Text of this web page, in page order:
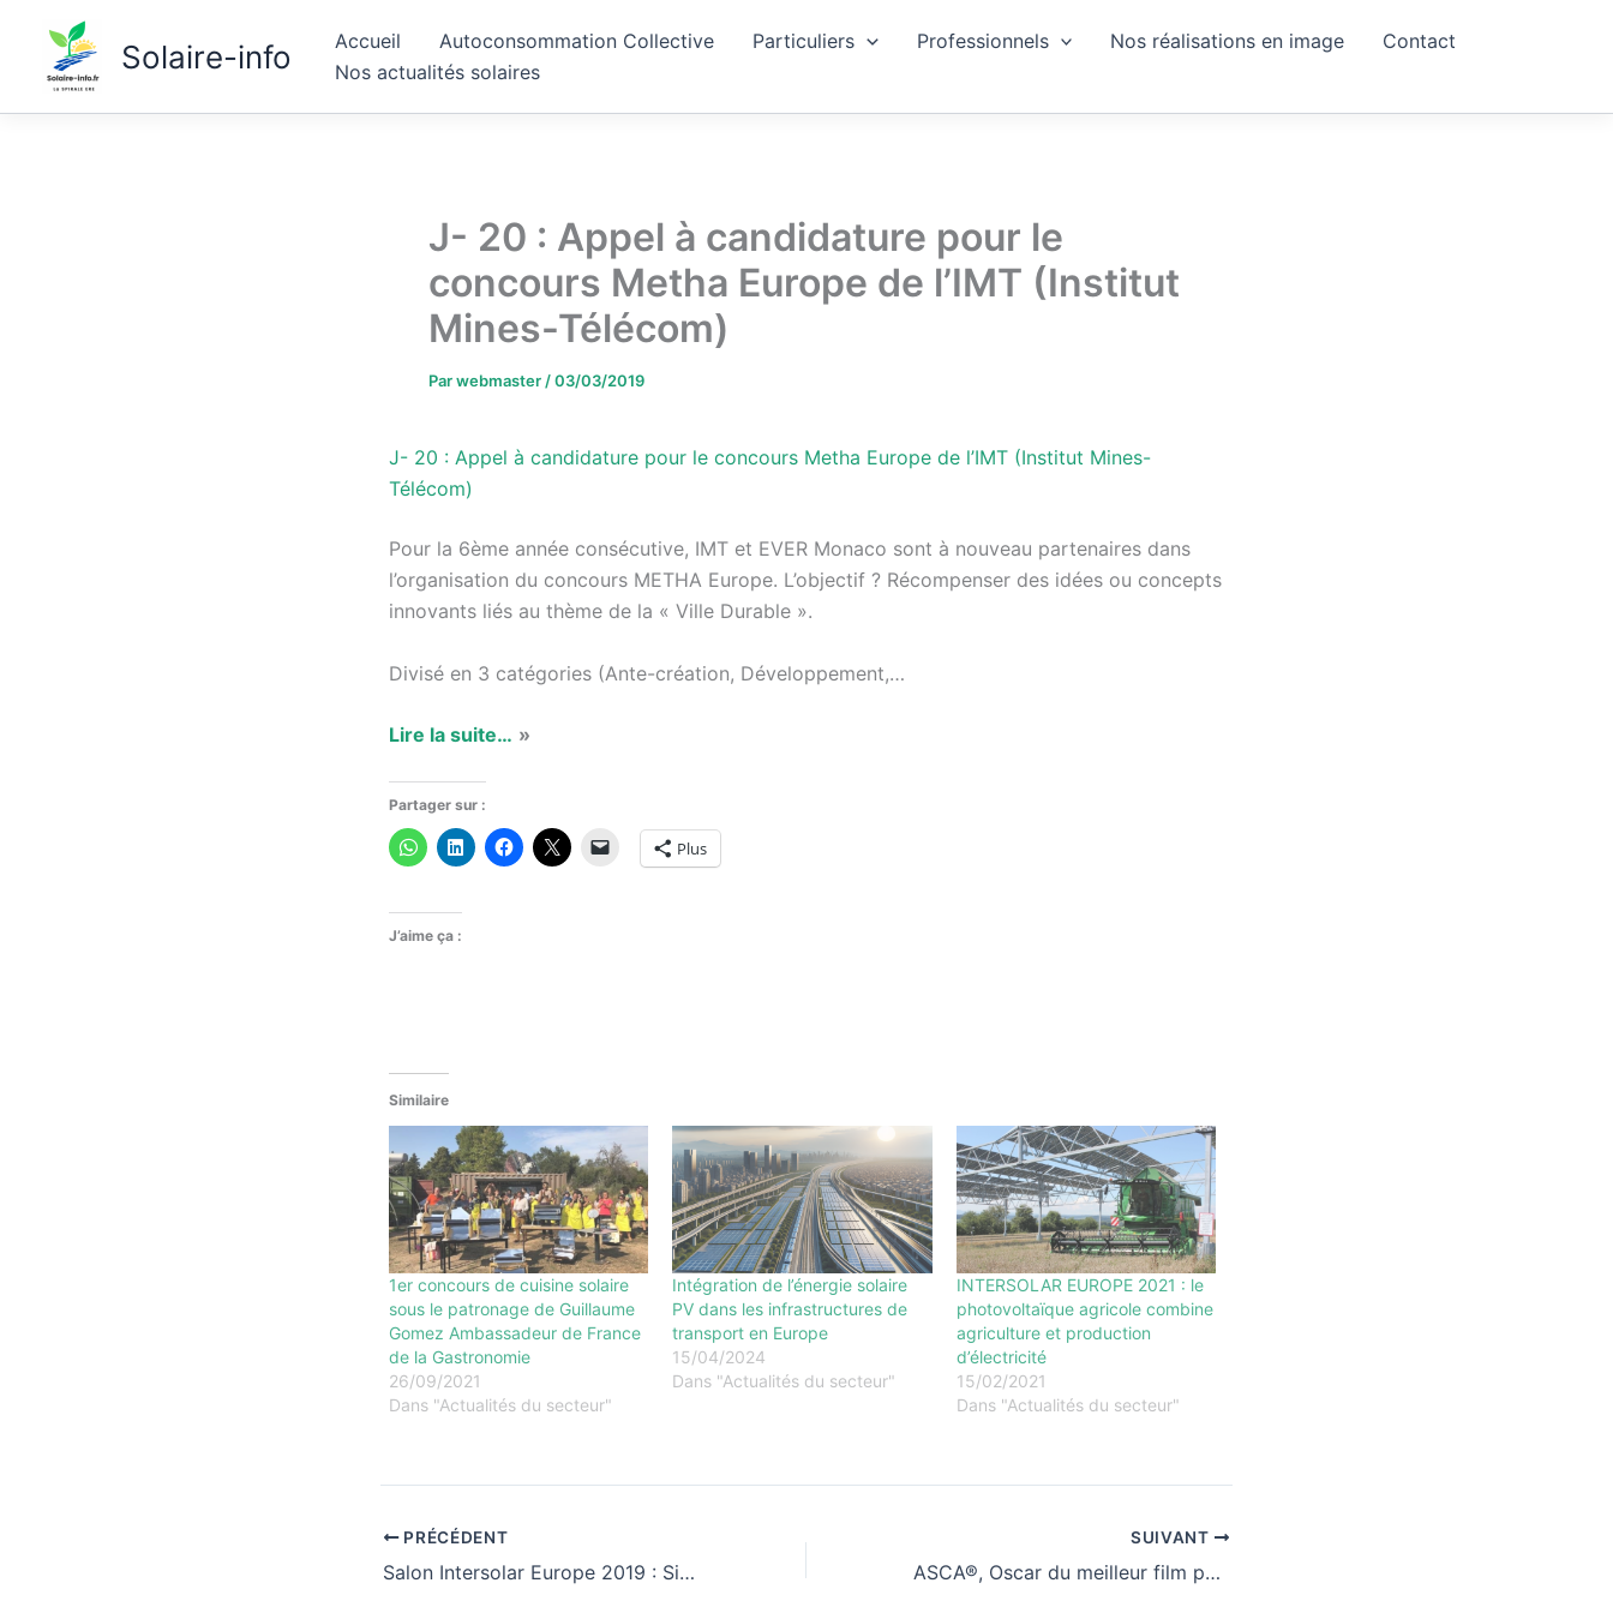
contenu
Solaire-info Accueil Autoconsommation Collective Particuliers Professionnels Nos réalisations en image
Contact
Nos actualités solaires
J- 20 : Appel à candidature pour le
concours Metha Europe de l’IMT (Institut
Mines-Télécom)
Parwebmaster /03/03/2019
J- 20 : Appel à candidature pour le concours Metha Europe de l’IMT (Institut Mines-
Télécom)
Pour la 6ème année consécutive, IMT et EVER Monaco sont à nouveau partenaires dans
l’organisation du concours METHA Europe. L’objectif ? Récompenser des idées ou concepts
innovants liés au thème de la « Ville Durable ».
Divisé en 3 catégories (Ante-création, Développement,…
Lire la suite… »
Partager sur :
Plus
J’aime ça :
Similaire
1er concours de cuisine solaire
sous le patronage de Guillaume
Gomez Ambassadeur de France
de la Gastronomie
26/09/2021
Dans "Actualités du secteur"
Intégration de l’énergie solaire
PV dans les infrastructures de
transport en Europe
15/04/2024
Dans "Actualités du secteur"
INTERSOLAR EUROPE 2021 : le
photovoltaïque agricole combine
agriculture et production
d’électricité
15/02/2021
Dans "Actualités du secteur"
PRÉCÉDENT
Salon Intersolar Europe 2019 : Side event de l’OFATE sur les centrales PV au sol en France et en Allemagne
SUIVANT
ASCA®, Oscar du meilleur film photovoltaïque pour 2019